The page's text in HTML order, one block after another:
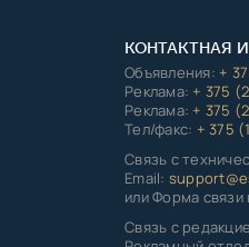
КОНТАКТНАЯ
Объявления:+
Реклама:+ 375
Реклама:+ 375
Тел/факс: + 375
Связь с
Email:
или Форма связи
Связь с